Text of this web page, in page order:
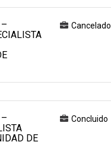
Cancelado
DE
Concluido